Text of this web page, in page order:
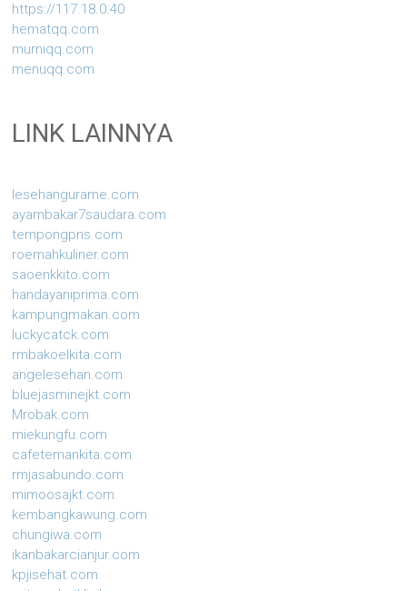
https://117.18.0.40
hematqq.com
murniqq.com
menuqq.com
LINK LAINNYA
lesehangurame.com
ayambakar7saudara.com
tempongpns.com
roemahkuliner.com
saoenkkito.com
handayaniprima.com
kampungmakan.com
luckycatck.com
rmbakoelkita.com
angelesehan.com
bluejasminejkt.com
Mrobak.com
miekungfu.com
cafetemankita.com
rmjasabundo.com
mimoosajkt.com
kembangkawung.com
chungiwa.com
ikanbakarcianjur.com
kpjisehat.com